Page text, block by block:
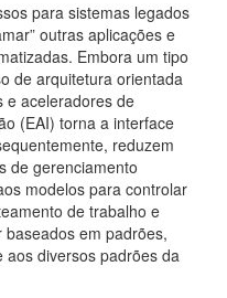
para sistemas legados
outras aplicações e
Embora um tipo
de arquitetura orientada
e aceleradores de
(EAI) torna a interface
reduzem
de gerenciamento
modelos para controlar
de trabalho e
em padrões,
aos diversos padrões da